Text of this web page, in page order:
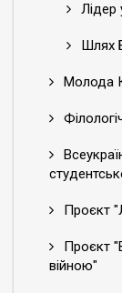
Лідер
Шлях
Молода
Проєкт
Проєкт
війною"